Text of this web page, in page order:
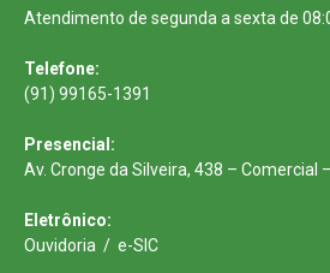
Atendimento de segunda a sexta de
Telefone:
(91) 99165-1391
Presencial:
Av. Cronge da Silveira, 438 – Comercial
Eletrônico:
Ouvidoria / e-SIC